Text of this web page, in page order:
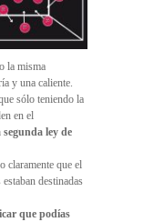
la misma
y una caliente.
sólo teniendo la
en el
ley de
claramente que el
destinadas
que podías